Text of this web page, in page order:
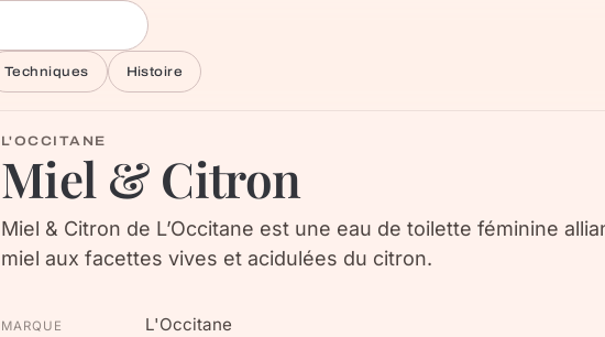
Techniques Histoire
L'OCCITANE
Miel & Citron
Miel & Citron de L’Occitane est une eau de toilette féminine
miel aux facettes vives et acidulées du citron.
MARQUE L'Occitane